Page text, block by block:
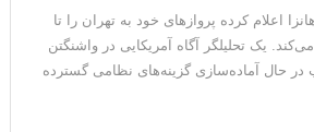
اعلام کرده پروازهای خود به تهران را تا
یک تحلیلگر آگاه آمریکایی در واشنگتن
در حال آماده‌سازی گزینه‌های نظامی گسترده